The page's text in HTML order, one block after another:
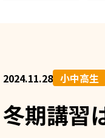
2024.11.28 小中高生
冬期講習